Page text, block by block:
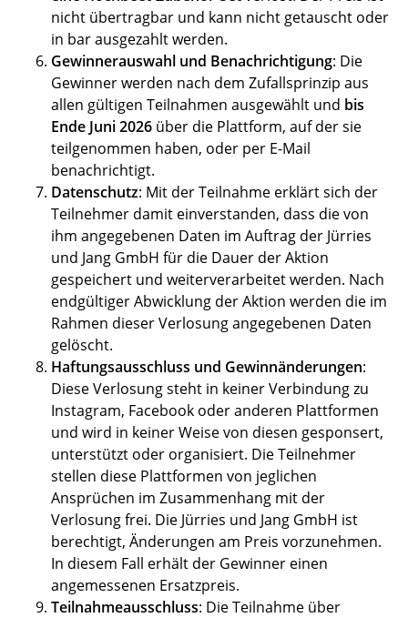
nicht übertragbar und kann nicht getauscht oder
in bar ausgezahlt werden.
Gewinnerauswahl und Benachrichtigung: Die
Gewinner werden nach dem Zufallsprinzip aus
allen gültigen Teilnahmen ausgewählt und bis
Ende Juni 2026 über die Plattform, auf der sie
teilgenommen haben, oder per E-Mail
benachrichtigt.
Datenschutz: Mit der Teilnahme erklärt sich der
Teilnehmer damit einverstanden, dass die von
ihm angegebenen Daten im Auftrag der Jürries
und Jang GmbH für die Dauer der Aktion
gespeichert und weiterverarbeitet werden. Nach
endgültiger Abwicklung der Aktion werden die im
Rahmen dieser Verlosung angegebenen Daten
gelöscht.
Haftungsausschluss und Gewinnänderungen:
Diese Verlosung steht in keiner Verbindung zu
Instagram, Facebook oder anderen Plattformen
und wird in keiner Weise von diesen gesponsert,
unterstützt oder organisiert. Die Teilnehmer
stellen diese Plattformen von jeglichen
Ansprüchen im Zusammenhang mit der
Verlosung frei. Die Jürries und Jang GmbH ist
berechtigt, Änderungen am Preis vorzunehmen.
In diesem Fall erhält der Gewinner einen
angemessenen Ersatzpreis.
Teilnahmeausschluss: Die Teilnahme über